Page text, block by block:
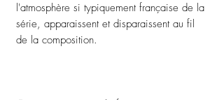
l'atmosphère si typiquement française de la
série, apparaissent et disparaissent au fil
de la composition.